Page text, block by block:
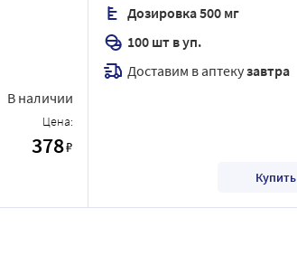
В наличии
Цена:
378₽
Дозировка 500 мг
100 шт в уп.
Доставим в аптекузавтра
Купить